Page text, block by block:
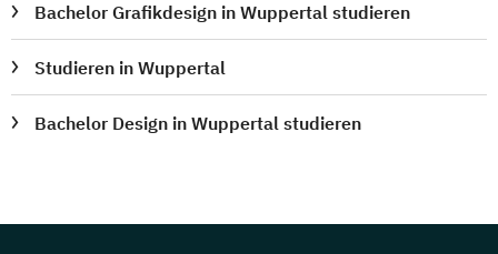
Bachelor Grafikdesign in Wuppertal studieren
Studieren in Wuppertal
Bachelor Design in Wuppertal studieren